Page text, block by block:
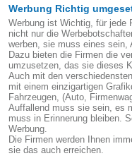
Werbung Richtig
Werbung ist Wichtig, für jede
nicht nur die
werben, sie muss eines sein,
Dazu bieten die Firmen die
umzusetzen, das sie dieses
Auch mit den
mit einem einzigartigen
Fahrzeugen, (Auto,
Auffallend muss sie sein, es
muss in Erinnerung bleiben.
Werbung.
Die Firmen werden Ihnen
sie das auch erreichen.